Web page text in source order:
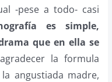
-pese a todo- casi
es simple,
que en ella se
la formula
angustiada madre,